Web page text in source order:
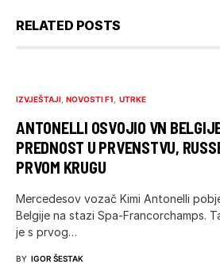
RELATED POSTS
IZVJEŠTAJI NOVOSTI F1 UTRKE
ANTONELLI OSVOJIO VN
PREDNOST U PRVENSTVU,
PRVOM KRUGU
Mercedesov vozač Kimi Antonelli
Belgije na stazi Spa-Francorchamps.
je s prvog…
BY IGOR ŠESTAK